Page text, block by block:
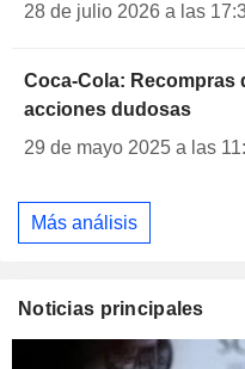
28 de julio 2026 a las
Coca-Cola: Recompras
acciones dudosas
29 de mayo 2025 a las
Más análisis
Noticias principales